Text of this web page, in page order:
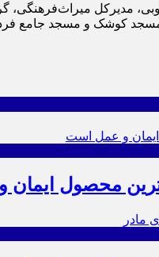
مدیرکل
مسجد کوشک و مسجد جامع
ترین محصول